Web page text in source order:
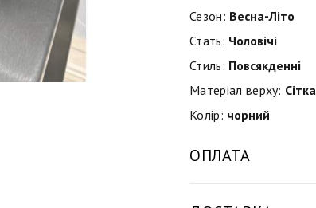
Сезон: Весна-Літо
Стать: Чоловічі
Стиль: Повсякденні
Матеріал верху: Сітка
Колір: чорний
ОПЛАТА